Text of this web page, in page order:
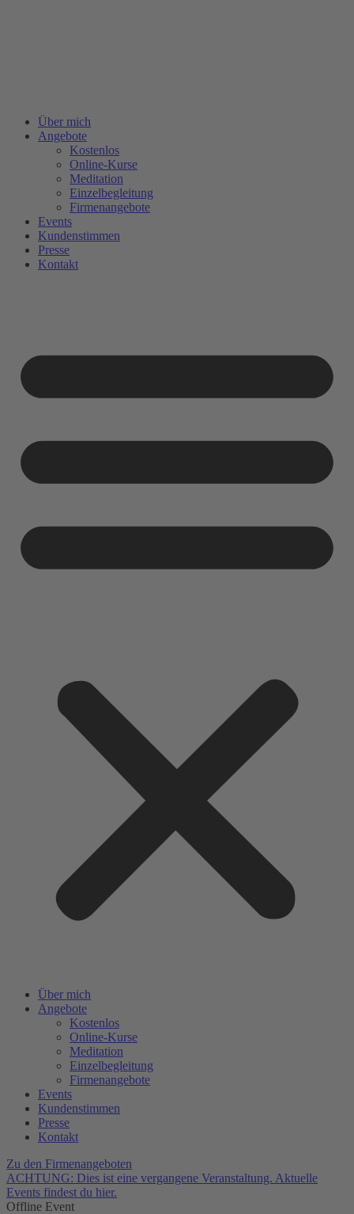
Über mich
Angebote
Kostenlos
Online-Kurse
Meditation
Einzelbegleitung
Firmenangebote
Events
Kundenstimmen
Presse
Kontakt
Über mich
Angebote
Kostenlos
Online-Kurse
Meditation
Einzelbegleitung
Firmenangebote
Events
Kundenstimmen
Presse
Kontakt
Zu den Firmenangeboten
ACHTUNG: Dies ist eine vergangene Veranstaltung. Aktuelle
Events findest du hier.
Offline Event